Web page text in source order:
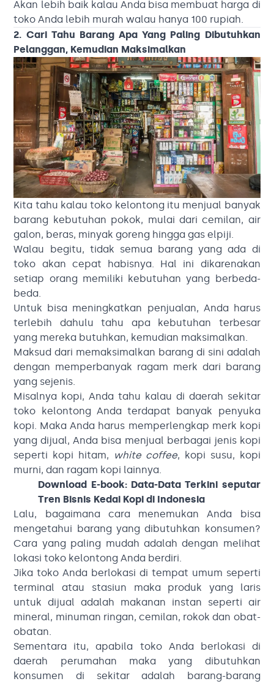
Akan lebih baik kalau Anda bisa membuat harga di
toko Anda lebih murah walau hanya 100 rupiah.
2. Cari Tahu Barang Apa Yang Paling Dibutuhkan
Pelanggan, Kemudian Maksimalkan
Kita tahu kalau toko kelontong itu menjual banyak
barang kebutuhan pokok, mulai dari cemilan, air
galon, beras, minyak goreng hingga gas elpiji.
Walau begitu, tidak semua barang yang ada di
toko akan cepat habisnya. Hal ini dikarenakan
setiap orang memiliki kebutuhan yang berbeda-
beda.
Untuk bisa meningkatkan penjualan, Anda harus
terlebih dahulu tahu apa kebutuhan terbesar
yang mereka butuhkan, kemudian maksimalkan.
Maksud dari memaksimalkan barang di sini adalah
dengan memperbanyak ragam merk dari barang
yang sejenis.
Misalnya kopi, Anda tahu kalau di daerah sekitar
toko kelontong Anda terdapat banyak penyuka
kopi. Maka Anda harus memperlengkap merk kopi
yang dijual, Anda bisa menjual berbagai jenis kopi
seperti kopi hitam, white coffee, kopi susu, kopi
murni, dan ragam kopi lainnya.
Download E-book: Data-Data Terkini seputar
Tren Bisnis Kedai Kopi di Indonesia
Lalu, bagaimana cara menemukan Anda bisa
mengetahui barang yang dibutuhkan konsumen?
Cara yang paling mudah adalah dengan melihat
lokasi toko kelontong Anda berdiri.
Jika toko Anda berlokasi di tempat umum seperti
terminal atau stasiun maka produk yang laris
untuk dijual adalah makanan instan seperti air
mineral, minuman ringan, cemilan, rokok dan obat-
obatan.
Sementara itu, apabila toko Anda berlokasi di
daerah perumahan maka yang dibutuhkan
konsumen di sekitar adalah barang-barang